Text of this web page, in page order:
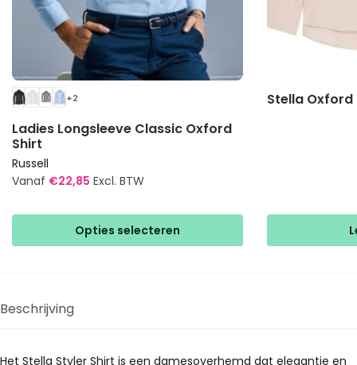
+2
Ladies Longsleeve Classic Oxford
Shirt
Russell
Vanaf €22,85 Excl. BTW
Opties selecteren
heeft
Deze
gekozen
Stella Oxford
Beschrijving
Het Stella Styler Shirt is een damesoverhemd dat elegantie en